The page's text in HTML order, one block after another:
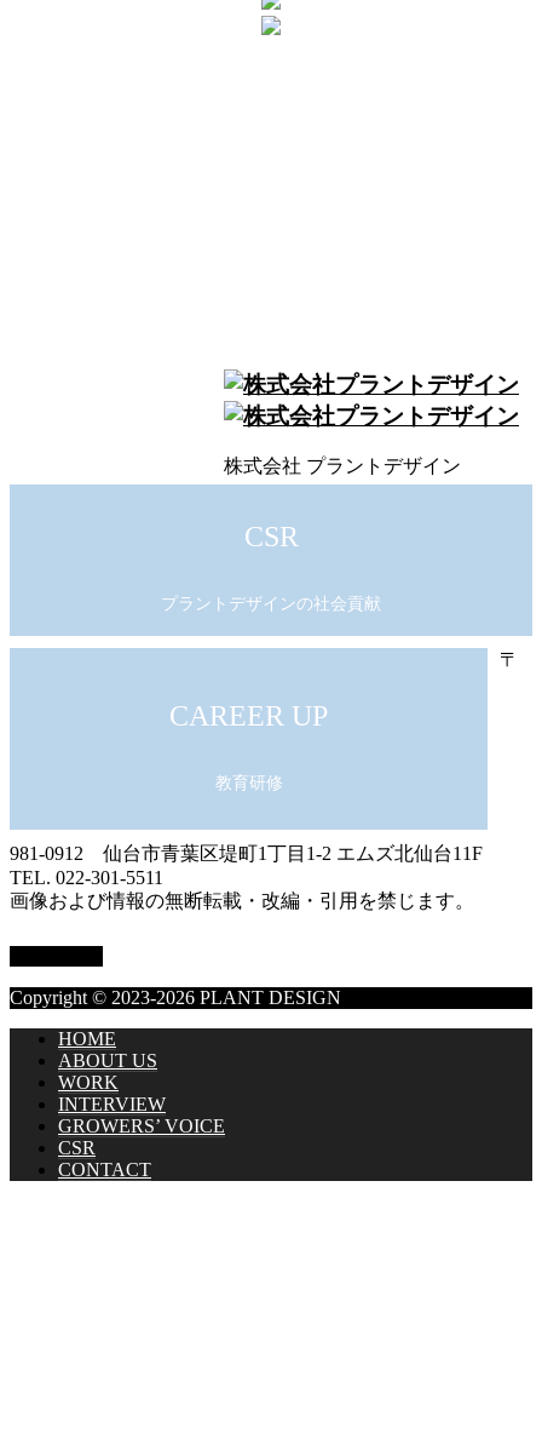
CSR
プラントデザインの社会貢献
CAREER UP
教育研修
株式会社 プラントデザイン
〒
981-0912 仙台市青葉区堤町1丁目1-2 エムズ北仙台11F
TEL. 022-301-5511
画像および情報の無断転載・改編・引用を禁じます。
Copyright © 2023-2026 PLANT DESIGN
HOME
ABOUT US
WORK
INTERVIEW
GROWERS’ VOICE
CSR
CONTACT